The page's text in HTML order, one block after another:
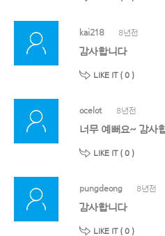
kai218 8년전
감사합니다
LIKE IT ( 0 )
ocelot 8년전
너무 예뻐요~ 감사
LIKE IT ( 0 )
pungdeong 8년전
감사합니다
LIKE IT ( 0 )